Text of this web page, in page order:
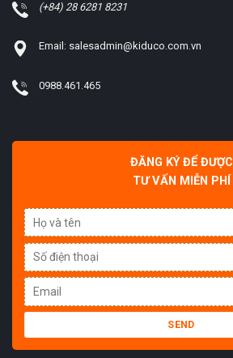
(+84) 28 6281 8231
Email: salesadmin@kiduco.com.vn
0988.461.465
ĐĂNG KÝ ĐỂ ĐƯỢC
TƯ VẤN MIỄN PHÍ